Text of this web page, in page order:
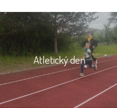
Atletický den